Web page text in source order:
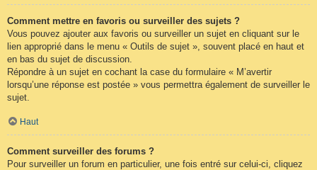
Comment mettre en favoris ou surveiller des sujets ?
Vous pouvez ajouter aux favoris ou surveiller un sujet en cliquant sur le
lien approprié dans le menu « Outils de sujet », souvent placé en haut et
en bas du sujet de discussion.
Répondre à un sujet en cochant la case du formulaire « M’avertir
lorsqu’une réponse est postée » vous permettra également de surveiller le
sujet.
Haut
Comment surveiller des forums ?
Pour surveiller un forum en particulier, une fois entré sur celui-ci, cliquez